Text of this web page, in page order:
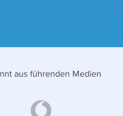
aus führenden Medien